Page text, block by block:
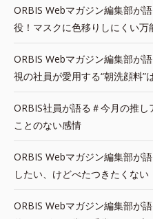
ORBIS Webマガジン編集部が
役！マスクに色移りしにくい万
ORBIS Webマガジン編集部が
視の社員が愛用する“朝洗顔料”
ORBIS社員が語る＃今月の推
ことのない感情
ORBIS Webマガジン編集部が
したい、けどべたつきたくな
ORBIS Webマガジン編集部が